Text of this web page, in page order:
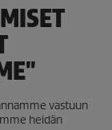
vastuun
heidän